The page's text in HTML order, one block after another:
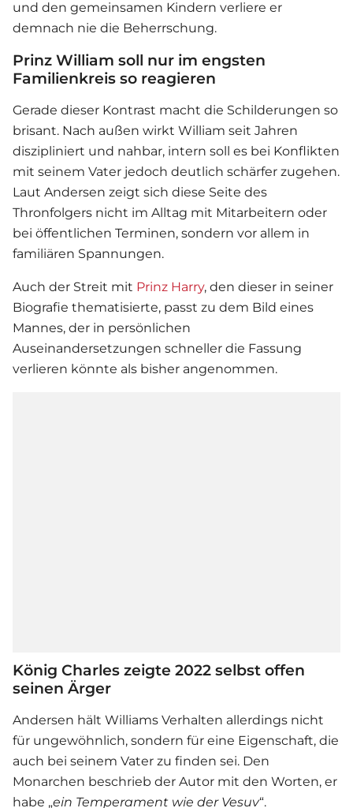
und den gemeinsamen Kindern verliere er
demnach nie die Beherrschung.
Prinz William soll nur im engsten
Familienkreis so reagieren
Gerade dieser Kontrast macht die Schilderungen so
brisant. Nach außen wirkt William seit Jahren
diszipliniert und nahbar, intern soll es bei Konflikten
mit seinem Vater jedoch deutlich schärfer zugehen.
Laut Andersen zeigt sich diese Seite des
Thronfolgers nicht im Alltag mit Mitarbeitern oder
bei öffentlichen Terminen, sondern vor allem in
familiären Spannungen.
Auch der Streit mit Prinz Harry, den dieser in seiner
Biografie thematisierte, passt zu dem Bild eines
Mannes, der in persönlichen
Auseinandersetzungen schneller die Fassung
verlieren könnte als bisher angenommen.
König Charles zeigte 2022 selbst offen
seinen Ärger
Andersen hält Williams Verhalten allerdings nicht
für ungewöhnlich, sondern für eine Eigenschaft, die
auch bei seinem Vater zu finden sei. Den
Monarchen beschrieb der Autor mit den Worten, er
habe „ein Temperament wie der Vesuv“.